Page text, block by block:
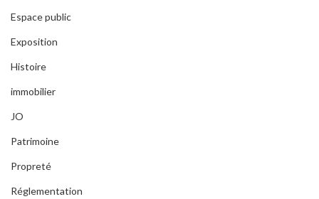
Espace public
Exposition
Histoire
immobilier
JO
Patrimoine
Propreté
Réglementation